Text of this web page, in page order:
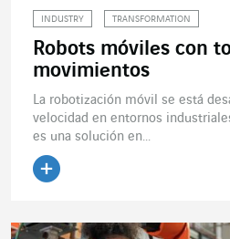
INDUSTRY TRANSFORMATION
Robots móviles con
movimientos
La robotización móvil se está
velocidad en entornos
es una solución en...